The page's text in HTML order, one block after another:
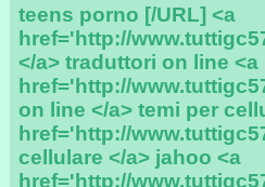
teens porno [/URL] <a
href='http://
</a> traduttori on line <a
href='http://
on line </a> temi per
href='http://
cellulare </a> jahoo <a
href='http://